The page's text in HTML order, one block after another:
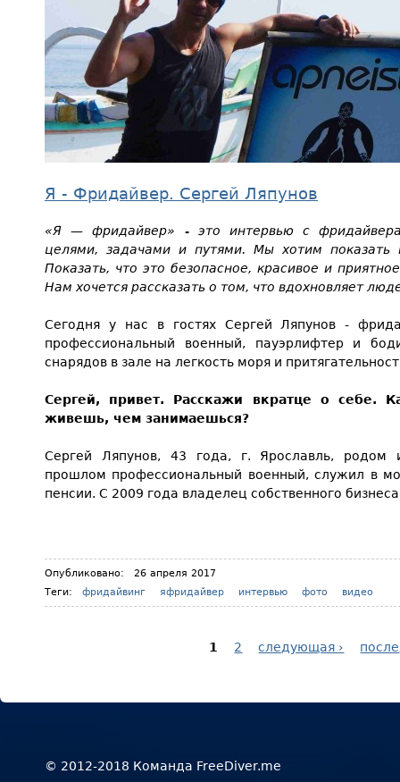
Я - Фридайвер. Сергей Ляпунов
«Я — фридайвер» - это интервью с
целями, задачами и путями. Мы хотим показать
Показать, что это безопасное, красивое и
Нам хочется рассказать о том, что вдохновляет
Сегодня у нас в гостях Сергей Ляпунов -
профессиональный военный, пауэрлифтер и
снарядов в зале на легкость моря и
Сергей, привет. Расскажи вкратце о себе.
живешь, чем занимаешься?
Сергей Ляпунов, 43 года, г. Ярославль, родом
прошлом профессиональный военный, служил в
пенсии. С 2009 года владелец собственного
Опубликовано:
26 апреля 2017
Теги:
фридайвинг яфридайвер интервью фото видео
1 2 следующая ›
© 2012-2018 Команда FreeDiver.me